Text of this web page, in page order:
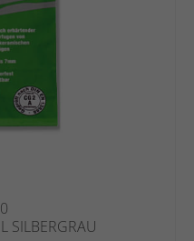
SILBERGRAU